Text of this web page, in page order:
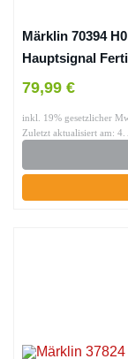
Märklin 70394
Hauptsignal
79,99 €
inkl. 19% gesetzlicher
Zuletzt aktualisiert am: